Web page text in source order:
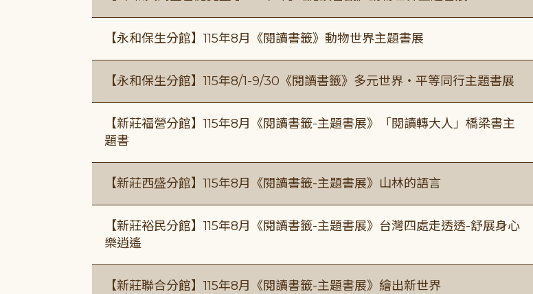
【永和保生分館】115年8月《閱讀書籤》動物世界主題書展
【永和保生分館】115年8/1-9/30《閱讀書籤》多元世界・平等同行主題書展
【新莊福營分館】115年8月《閱讀書籤-主題書展》「閱讀轉大人」橋梁書主
題書
【新莊西盛分館】115年8月《閱讀書籤-主題書展》山林的語言
【新莊裕民分館】115年8月《閱讀書籤-主題書展》台灣四處走透透-舒展身心
樂逍遙
【新莊聯合分館】115年8月《閱讀書籤-主題書展》繪出新世界